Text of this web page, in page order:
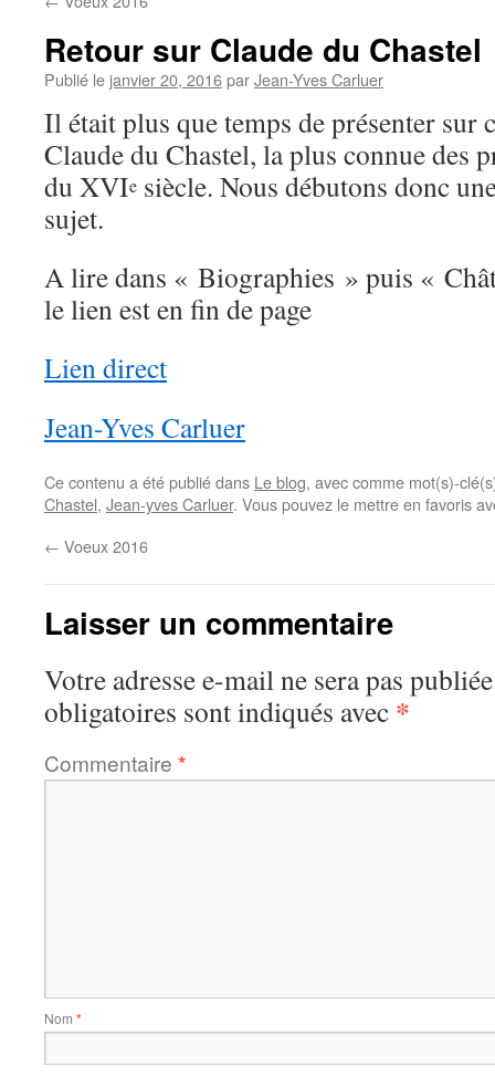
Retour sur Claude du Chastel
Publié le janvier 20, 2016parJean-Yves Carluer
Il était plus que temps de présenter sur
Claude du Chastel, la plus connue des
du XVIe siècle. Nous débutons donc
sujet.
A lire dans « Biographies » puis «
le lien est en fin de page
Lien direct
Jean-Yves Carluer
Ce contenu a été publié dans Le blog, avec comme mot(s)-
Chastel, Jean-yves Carluer. Vous pouvez le mettre en favoris
← Voeux 2016
Laisser un commentaire
Votre adresse e-mail ne sera pas
obligatoires sont indiqués avec *
Commentaire *
Nom *